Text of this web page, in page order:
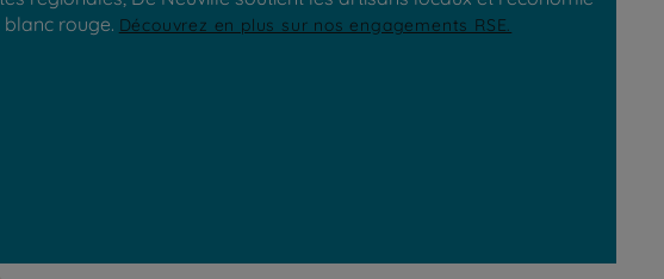
rouge. Découvrez en plus sur nos engagements RSE.